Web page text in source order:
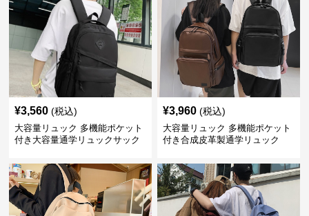
¥3,560 (税込)
大容量リュック 多機能ポケット
付き大容量通学リュックサック
¥3,960 (税込)
大容量リュック 多機能ポケット
付き合成皮革製通学リュック